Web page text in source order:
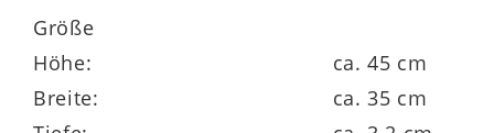
Größe
Höhe:
ca. 45 cm
Breite:
ca. 35 cm